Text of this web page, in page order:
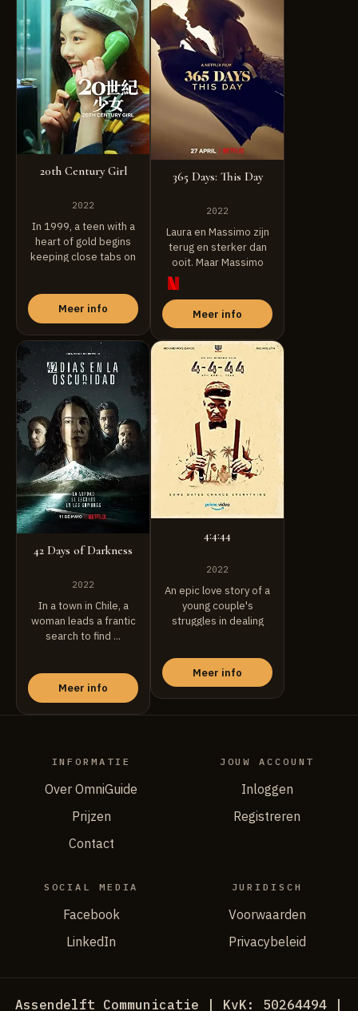
20th Century Girl
2022
In 1999, a teen with a
heart of gold begins
keeping close tabs on
Meer info
365 Days: This Day
2022
Laura en Massimo zijn
terug en sterker dan
ooit. Maar Massimo
&#39; s Family ...
Meer info
42 Days of Darkness
2022
In a town in Chile, a
woman leads a frantic
search to find ...
Meer info
4:4:44
2022
An epic love story of a
young couple's
struggles in dealing
Meer info
INFORMATIE
Over OmniGuide
Prijzen
Contact
JOUW ACCOUNT
Inloggen
Registreren
SOCIAL MEDIA
Facebook
LinkedIn
JURIDISCH
Voorwaarden
Privacybeleid
Assendelft Communicatie | KvK: 50264494 |